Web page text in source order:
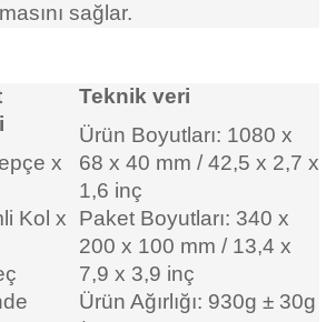
sağlar.
x
Kol x
Teknik veri
Ürün Boyutları: 1080 x
68 x 40 mm / 42,5 x 2,7 x
1,6 inç
Paket Boyutları: 340 x
200 x 100 mm / 13,4 x
7,9 x 3,9 inç
Ürün Ağırlığı: 930g ± 30g